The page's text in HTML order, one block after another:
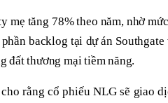
mẹ tăng 78% theo năm, nhờ
backlog tại dự án
đất thương mại tiềm năng.
rằng cổ phiếu NLG sẽ giao